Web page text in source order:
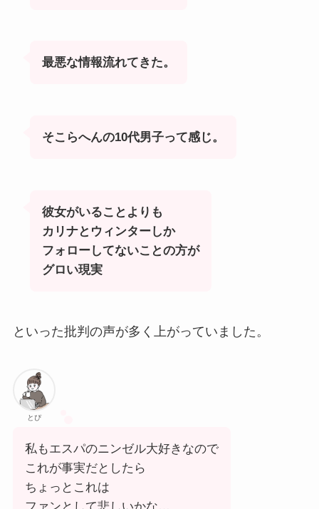
最悪な情報流れてきた。
そこらへんの10代男子って感じ。
彼女がいることよりも
カリナとウィンターしか
フォローしてないことの方が
グロい現実
といった批判の声が多く上がっていました。
とぴ
私もエスパのニンゼル大好きなので
これが事実だとしたら
ちょっとこれは